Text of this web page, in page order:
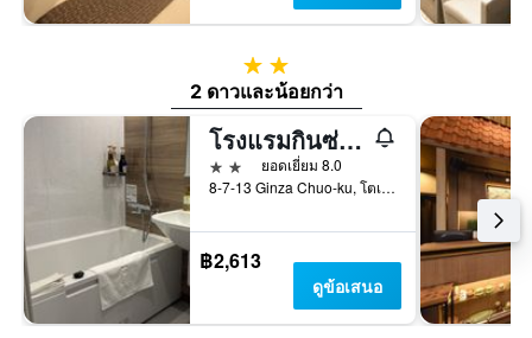
2 ดาว
2 ดาวและน้อยกว่า
โรงแรมกินซ่า อินเตอร์เนชั่นแนล
2 ดาว
ยอดเยี่ยม 8.0
8-7-13 Ginza Chuo-ku, โตเกียว, ญี่ปุ่น
฿2,613
ดูข้อเสนอ